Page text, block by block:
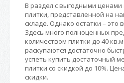
В раздел с выгодными
плитки, представленной на
складе. Однако остатки – это
Здесь много полноценных
количеством плитки до 40
раскупаются достаточно
успеть купить достаточный
плитки со скидкой до 10%.
скидки.